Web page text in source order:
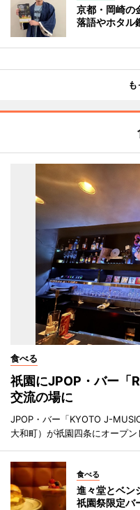
京都・岡崎の
落語やホタル
も
食べる
祇園にJPOP・バー
交流の場に
JPOP・バー「KYOTO J-
大和町）が祇園四条にオープン
食べる
進々堂とベン
祇園祭限定バ